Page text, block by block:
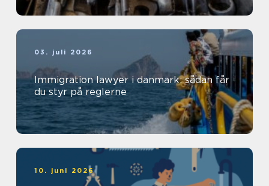
03. juli 2026
Immigration lawyer i danmark: sådan får
du styr på reglerne
10. juni 2026